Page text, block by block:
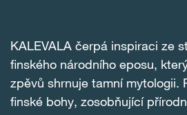
KALEVALA čerpá inspiraci ze
finského národního eposu,
zpěvů shrnuje tamní mytologii.
finské bohy, zosobňující